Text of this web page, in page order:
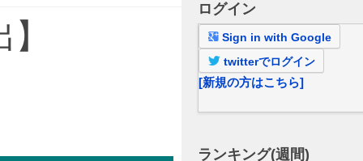
ログイン
Sign in with Google
twitterでログイン
[新規の方はこちら]
ランキング(週間)